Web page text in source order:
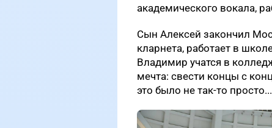
академического вокала,
Сын Алексей закончил
кларнета, работает в
Владимир учатся в
мечта: свести концы с
это было не так-то просто...